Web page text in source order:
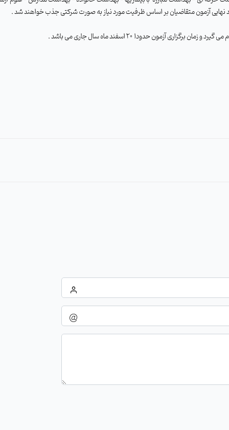
نهایی آزمون متقاضیان بر اساس ظرفیت مورد نیاز به صورت شرکتی جذب خواهند شد .
می گیرد و زمان برگزاری آزمون حدودا 20 اسفند ماه سال جاری می باشد .